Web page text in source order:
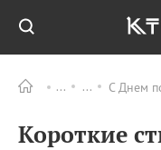
С Днем
Короткие